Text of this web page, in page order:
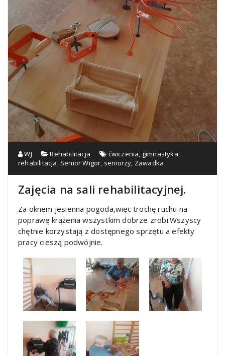
WJ Rehabilitacja ćwiczenia, gimnastyka,
rehabilitacja, Senior Wigor, seniorzy, Zawadka
Zajęcia na sali rehabilitacyjnej.
Za oknem jesienna pogoda,więc trochę ruchu na
poprawę krążenia wszystkim dobrze zrobi.Wszyscy
chętnie korzystają z dostępnego sprzętu a efekty
pracy cieszą podwójnie.